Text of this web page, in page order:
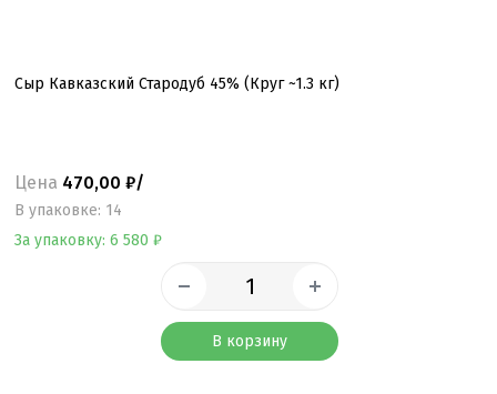
Сыр Кавказский Стародуб 45% (Круг ~1.3 кг)
Цена 470,00 ₽/
B упаковке: 14
За упаковку: 6 580 ₽
В корзину